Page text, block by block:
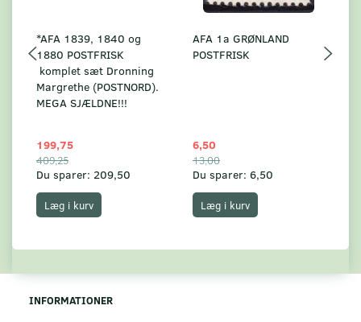
*AFA 1839, 1840 og
1880 POSTFRISK
komplet sæt Dronning
Margrethe (POSTNORD).
MEGA SJÆLDNE!!!
199,75
409,25
Du sparer: 209,50
Læg i kurv
AFA 1a GRØNLAND
POSTFRISK
6,50
13,00
Du sparer: 6,50
Læg i kurv
INFORMATIONER